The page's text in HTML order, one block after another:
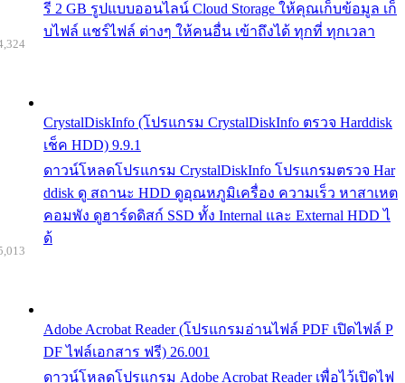
รี 2 GB รูปแบบออนไลน์ Cloud Storage ให้คุณเก็บข้อมูล เก็
บไฟล์ แชร์ไฟล์ ต่างๆ ให้คนอื่น เข้าถึงได้ ทุกที่ ทุกเวลา
CrystalDiskInfo (โปรแกรม CrystalDiskInfo ตรวจ Harddisk
เช็ค HDD) 9.9.1
ดาวน์โหลดโปรแกรม CrystalDiskInfo โปรแกรมตรวจ Har
ddisk ดู สถานะ HDD ดูอุณหภูมิเครื่อง ความเร็ว หาสาเหต
คอมพัง ดูฮาร์ดดิสก์ SSD ทั้ง Internal และ External HDD ไ
ด้
Adobe Acrobat Reader (โปรแกรมอ่านไฟล์ PDF เปิดไฟล์ P
DF ไฟล์เอกสาร ฟรี) 26.001
ดาวน์โหลดโปรแกรม Adobe Acrobat Reader เพื่อไว้เปิดไฟ